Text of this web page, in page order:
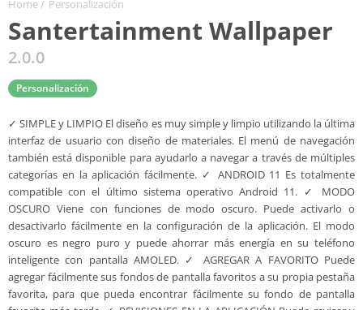
Home/ Personalización
Santertainment Wallpaper
2.0.0
Personalización
✓ SIMPLE y LIMPIO El diseño es muy simple y limpio utilizando la última
interfaz de usuario con diseño de materiales. El menú de navegación
también está disponible para ayudarlo a navegar a través de múltiples
categorías en la aplicación fácilmente. ✓ ANDROID 11 Es totalmente
compatible con el último sistema operativo Android 11. ✓ MODO
OSCURO Viene con funciones de modo oscuro. Puede activarlo o
desactivarlo fácilmente en la configuración de la aplicación. El modo
oscuro es negro puro y puede ahorrar más energía en su teléfono
inteligente con pantalla AMOLED. ✓ AGREGAR A FAVORITO Puede
agregar fácilmente sus fondos de pantalla favoritos a su propia pestaña
favorita, para que pueda encontrar fácilmente su fondo de pantalla